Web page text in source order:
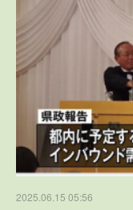
2025.06.15 05:56